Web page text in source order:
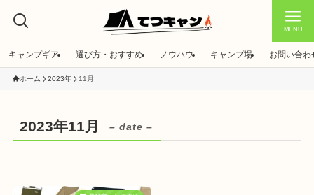
MENU
キャンプギア 選び方・おすすめ ノウハウ キャンプ場 お問い合わ
ホーム 2023年 11月
2023年11月 – date –